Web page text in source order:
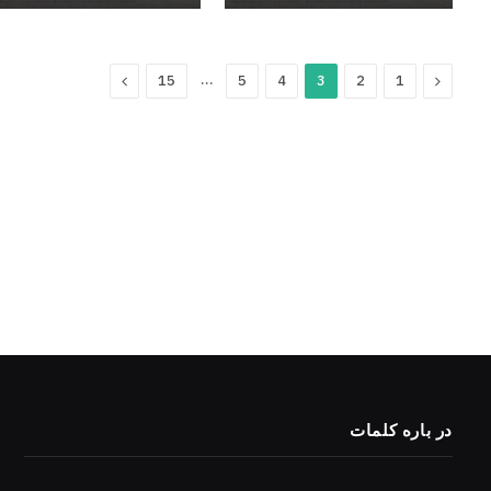
Previous
1
2
3
4
5
…
15
Next
در باره کلمات